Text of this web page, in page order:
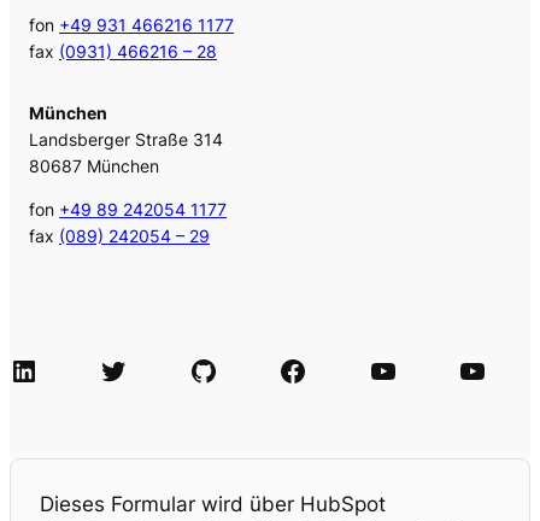
fon +49 931 466216 1177
fax (0931) 466216 – 28
München
Landsberger Straße 314
80687 München
fon +49 89 242054 1177
fax (089) 242054 – 29
LinkedIn Twitter GitHub Facebook Agile Videos Tech-Videos
Dieses Formular wird über HubSpot